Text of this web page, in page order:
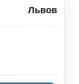
Львов